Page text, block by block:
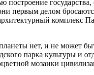
построение
первым делом
комплекс
нет, и не может
парка культуры и
мозаики